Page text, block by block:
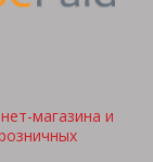
магазина и